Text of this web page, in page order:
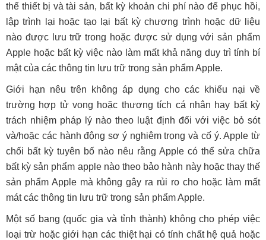
thế thiết bị và tài sản, bất kỳ khoản chi phí nào để phục hồi,
lập trình lại hoặc tạo lại bất kỳ chương trình hoặc dữ liệu
nào được lưu trữ trong hoặc được sử dụng với sản phẩm
Apple hoặc bất kỳ việc nào làm mất khả năng duy trì tính bí
mật của các thông tin lưu trữ trong sản phẩm Apple.
Giới hạn nêu trên không áp dụng cho các khiếu nại về
trường hợp tử vong hoặc thương tích cá nhân hay bất kỳ
trách nhiệm pháp lý nào theo luật định đối với việc bỏ sót
và/hoặc các hành động sơ ý nghiêm trọng và cố ý. Apple từ
chối bất kỳ tuyên bố nào nêu rằng Apple có thể sửa chữa
bất kỳ sản phẩm apple nào theo bảo hành này hoặc thay thế
sản phẩm Apple mà không gây ra rủi ro cho hoặc làm mất
mát các thông tin lưu trữ trong sản phẩm Apple.
Một số bang (quốc gia và tỉnh thành) không cho phép việc
loại trừ hoặc giới hạn các thiệt hại có tính chất hệ quả hoặc